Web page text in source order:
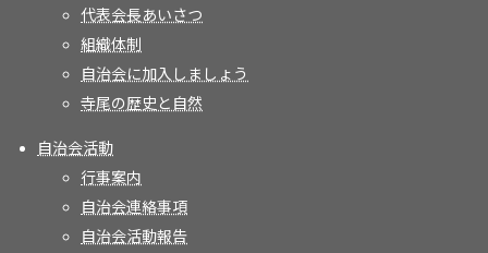
代表会長あいさつ
組織体制
自治会に加入しましょう
寺尾の歴史と自然
自治会活動
行事案内
自治会連絡事項
自治会活動報告